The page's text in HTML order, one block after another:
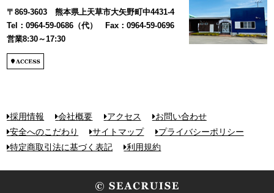
〒869-3603 熊本県上天草市大矢野町中4431-4
Tel：0964-59-0686（代） Fax：0964-59-0696
営業8:30～17:30
採用情報 会社概要 アクセス
お問い合わせ
安全へのこだわり
サイトマップ
プライバシーポリシー
特定商取引法に基づく表記
利用規約